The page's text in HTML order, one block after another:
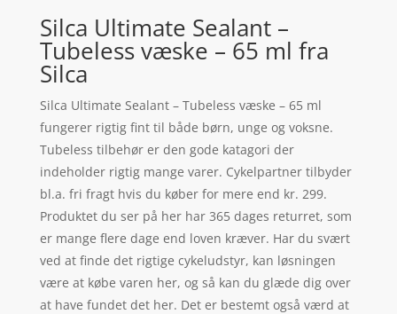
Silca Ultimate Sealant –
Tubeless væske – 65 ml fra
Silca
Silca Ultimate Sealant – Tubeless væske – 65 ml
fungerer rigtig fint til både børn, unge og voksne.
Tubeless tilbehør er den gode katagori der
indeholder rigtig mange varer. Cykelpartner tilbyder
bl.a. fri fragt hvis du køber for mere end kr. 299.
Produktet du ser på her har 365 dages returret, som
er mange flere dage end loven kræver. Har du svært
ved at finde det rigtige cykeludstyr, kan løsningen
være at købe varen her, og så kan du glæde dig over
at have fundet det her. Det er bestemt også værd at